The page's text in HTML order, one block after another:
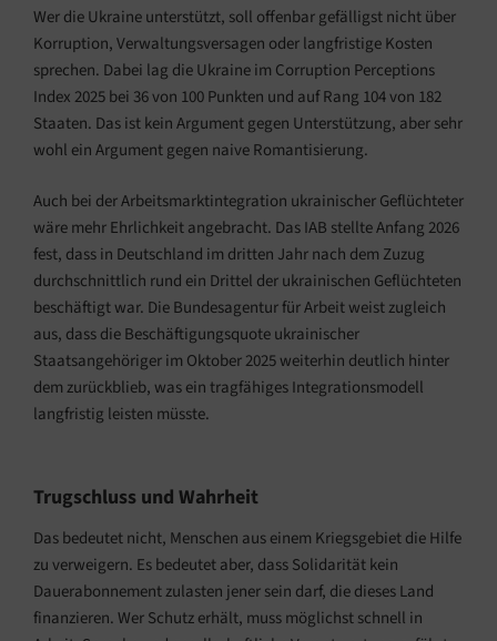
Wer die Ukraine unterstützt, soll offenbar gefälligst nicht über
Korruption, Verwaltungsversagen oder langfristige Kosten
sprechen. Dabei lag die Ukraine im Corruption Perceptions
Index 2025 bei 36 von 100 Punkten und auf Rang 104 von 182
Staaten. Das ist kein Argument gegen Unterstützung, aber sehr
wohl ein Argument gegen naive Romantisierung.
Auch bei der Arbeitsmarktintegration ukrainischer Geflüchteter
wäre mehr Ehrlichkeit angebracht. Das IAB stellte Anfang 2026
fest, dass in Deutschland im dritten Jahr nach dem Zuzug
durchschnittlich rund ein Drittel der ukrainischen Geflüchteten
beschäftigt war. Die Bundesagentur für Arbeit weist zugleich
aus, dass die Beschäftigungsquote ukrainischer
Staatsangehöriger im Oktober 2025 weiterhin deutlich hinter
dem zurückblieb, was ein tragfähiges Integrationsmodell
langfristig leisten müsste.
Trugschluss und Wahrheit
Das bedeutet nicht, Menschen aus einem Kriegsgebiet die Hilfe
zu verweigern. Es bedeutet aber, dass Solidarität kein
Dauerabonnement zulasten jener sein darf, die dieses Land
finanzieren. Wer Schutz erhält, muss möglichst schnell in